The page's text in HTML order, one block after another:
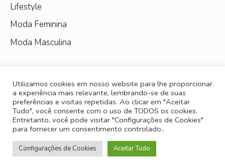
Lifestyle
Moda Feminina
Moda Masculina
Utilizamos cookies em nosso website para lhe proporcionar
a experiência mais relevante, lembrando-se de suas
preferências e visitas repetidas. Ao clicar em "Aceitar
Tudo", você consente com o uso de TODOS os cookies.
Entretanto, você pode visitar "Configurações de Cookies"
para fornecer um consentimento controlado..
Configurações de Cookies Aceitar Tudo